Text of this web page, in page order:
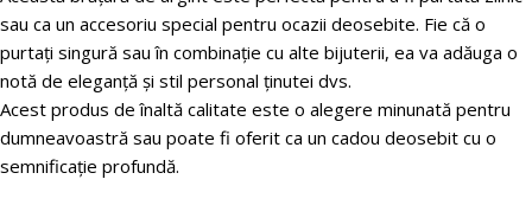
sau ca un accesoriu special pentru ocazii deosebite. Fie că o
purtați singură sau în combinație cu alte bijuterii, ea va adăuga o
notă de eleganță și stil personal ținutei dvs.
Acest produs de înaltă calitate este o alegere minunată pentru
dumneavoastră sau poate fi oferit ca un cadou deosebit cu o
semnificație profundă.